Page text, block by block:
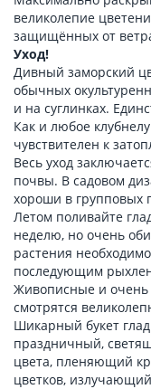
великолепие
защищённых от
Уход!
Дивный заморский
обычных
и на суглинках.
Как и любое
чувствителен к
Весь уход
почвы. В садовом
хороши в групповых
Летом поливайте
неделю, но очень
растения
последующим
Живописные и очень
смотрятся
Шикарный букет
праздничный,
цвета, пленяющий
цветков,